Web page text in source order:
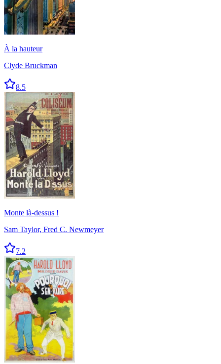
À la hauteur
Clyde Bruckman
8.5
Monte là-dessus !
Sam Taylor, Fred C. Newmeyer
7.2